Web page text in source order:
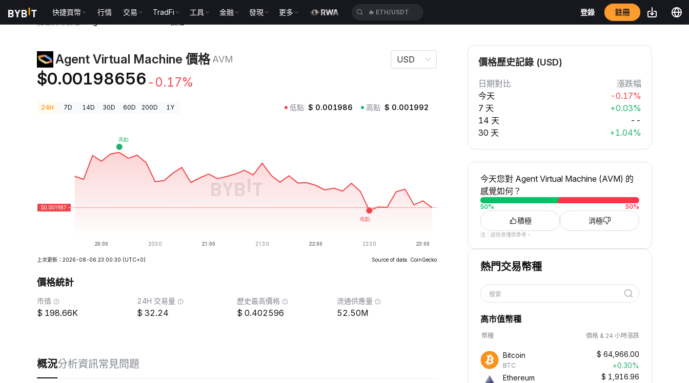
快捷買幣 行情 交易 TradFi 工具 金融 發現 更多 🔥 SPCXUSDT 登錄 註冊
Agent Virtual Machine 價格 AVM
$0.00198656 -0.17%
USD
24H 7D 14D 30D 60D 200D 1Y 低點 $ 0.001986 高點 $ 0.001992
上次更新：2026-08-06 23:00:30 (UTC+0) Source of data: CoinGecko
價格統計
市值
198.66K
24H 交易量
32.24
歷史最高價格
0.402596
流通供應量
52.50M
概況分析資訊常見問題
價格歷史記錄 (USD)
日期對比
漲跌幅
今天
-0.17%
7 天
+0.03%
14 天
--
30 天
+1.04%
今天您對 Agent Virtual Machine (AVM) 的
感覺如何？
50% 50%
積極 消極
注：該信息僅供參考。
熱門交易幣種
搜索
高市值幣種
幣種 價格 & 24 小時漲跌
Bitcoin
BTC
$ 64,966.00
+0.30%
Ethereum
$ 1,916.96